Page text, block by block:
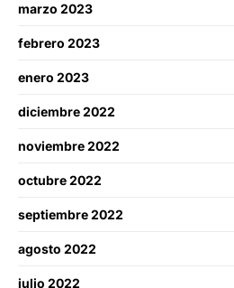
marzo 2023
febrero 2023
enero 2023
diciembre 2022
noviembre 2022
octubre 2022
septiembre 2022
agosto 2022
julio 2022